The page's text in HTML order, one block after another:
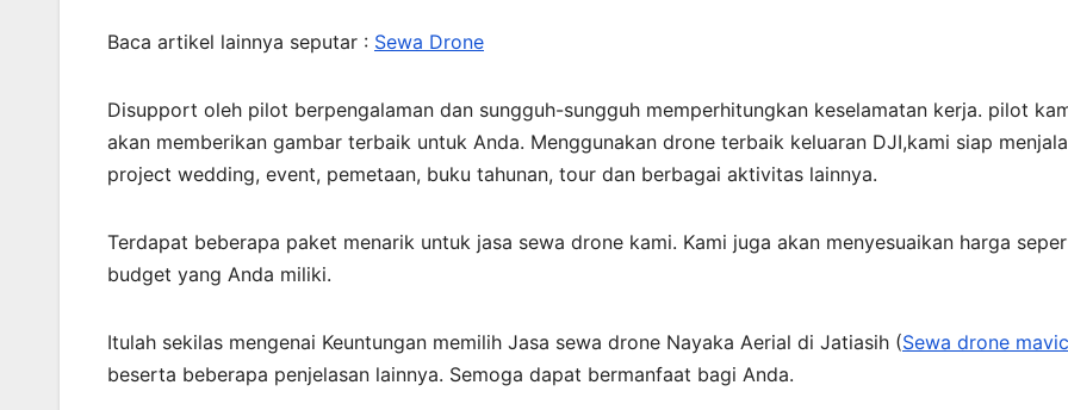
Baca artikel lainnya seputar : Sewa Drone
Disupport oleh pilot berpengalaman dan sungguh-sungguh memperhitungkan keselamatan kerja. pilot
akan memberikan gambar terbaik untuk Anda. Menggunakan drone terbaik keluaran DJI,kami siap
project wedding, event, pemetaan, buku tahunan, tour dan berbagai aktivitas lainnya.
Terdapat beberapa paket menarik untuk jasa sewa drone kami. Kami juga akan menyesuaikan harga
budget yang Anda miliki.
Itulah sekilas mengenai Keuntungan memilih Jasa sewa drone Nayaka Aerial di Jatiasih (Sewa drone mavic
beserta beberapa penjelasan lainnya. Semoga dapat bermanfaat bagi Anda.